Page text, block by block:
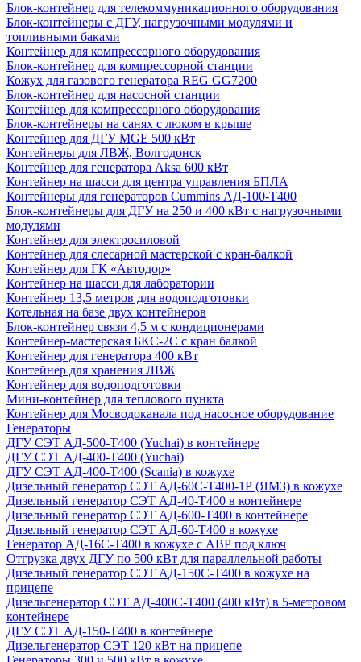
Блок-контейнер для телекоммуникационного оборудования
Блок-контейнеры с ДГУ, нагрузочными модулями и
топливными баками
Контейнер для компрессорного оборудования
Блок-контейнер для компрессорной станции
Кожух для газового генератора REG GG7200
Блок-контейнер для насосной станции
Контейнер для компрессорного оборудования
Блок-контейнеры на санях с люком в крыше
Контейнер для ДГУ MGE 500 кВт
Контейнеры для ЛВЖ, Волгодонск
Контейнер для генератора Aksa 600 кВт
Контейнер на шасси для центра управления БПЛА
Контейнеры для генераторов Cummins АД-100-Т400
Блок-контейнеры для ДГУ на 250 и 400 кВт с нагрузочными
модулями
Контейнер для электросиловой
Контейнер для слесарной мастерской с кран-балкой
Контейнер для ГК «Автодор»
Контейнер на шасси для лаборатории
Контейнер 13,5 метров для водоподготовки
Котельная на базе двух контейнеров
Блок-контейнер связи 4,5 м с кондиционерами
Контейнер-мастерская БКС-2С с кран балкой
Контейнер для генератора 400 кВт
Контейнер для хранения ЛВЖ
Контейнер для водоподготовки
Мини-контейнер для теплового пункта
Контейнер для Мосводоканала под насосное оборудование
Генераторы
ДГУ СЭТ АД-500-Т400 (Yuchai) в контейнере
ДГУ СЭТ АД-400-Т400 (Yuchai)
ДГУ СЭТ АД-400-Т400 (Scania) в кожухе
Дизельный генератор СЭТ АД-60С-Т400-1Р (ЯМЗ) в кожухе
Дизельный генератор СЭТ АД-40-Т400 в контейнере
Дизельный генератор СЭТ АД-600-Т400 в контейнере
Дизельный генератор СЭТ АД-60-Т400 в кожухе
Генератор АД-16С-Т400 в кожухе с АВР под ключ
Отгрузка двух ДГУ по 500 кВт для параллельной работы
Дизельный генератор СЭТ АД-150С-Т400 в кожухе на
прицепе
Дизельгенератор СЭТ АД-400С-Т400 (400 кВт) в 5-метровом
контейнере
ДГУ СЭТ АД-150-Т400 в контейнере
Дизельгенератор СЭТ 120 кВт на прицепе